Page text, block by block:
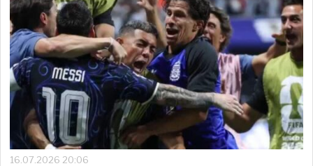
16.07.2026 20:06